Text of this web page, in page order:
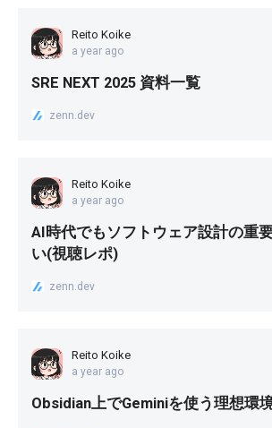
Reito Koike
a year ago
SRE NEXT 2025 資料一覧
zenn.dev
Reito Koike
a year ago
AI時代でもソフトウェア設計の重
い(視聴レポ)
zenn.dev
Reito Koike
a year ago
Obsidian上でGeminiを使う理想環